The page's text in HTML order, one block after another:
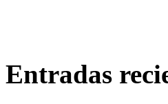
Entradas